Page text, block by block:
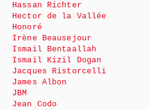
Hassan Richter
Hector de la Vallée
Honoré
Irène Beausejour
Ismail Bentaallah
Ismail Kizil Dogan
Jacques Ristorcelli
James Albon
JBM
Jean Codo